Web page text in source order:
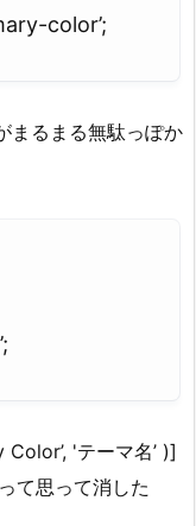
color’;
まるまる無駄っぽか
'テーマ名’ )]
て思って消した